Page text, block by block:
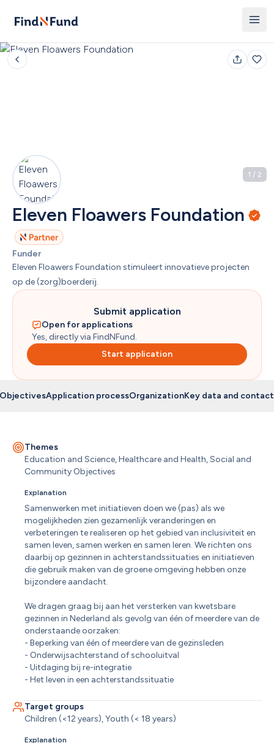
1 / 2
Eleven Floawers Foundation
Funder
Eleven Floawers Foundation stimuleert innovatieve projecten
op de (zorg)boerderij.
Submit application
Open for applications
Yes, directly via FindNFund.
Start application
ObjectivesApplication processOrganizationKey data and contact
Themes
Education and Science, Healthcare and Health, Social and
Community Objectives
Explanation
Samenwerken met initiatieven doen we (pas) als we
mogelijkheden zien gezamenlijk veranderingen en
verbeteringen te realiseren op het gebied van inclusiviteit en
samen leven, samen werken en samen leren. We richten ons
daarbij op gezinnen in achterstandssituaties en initiatieven
die gebruik maken van de groene omgeving hebben onze
bijzondere aandacht.
We dragen graag bij aan het versterken van kwetsbare
gezinnen in Nederland als gevolg van één of meerdere van de
onderstaande oorzaken:
- Beperking van één of meerdere van de gezinsleden
- Onderwijsachterstand of schooluitval
- Uitdaging bij re-integratie
- Het leven in een achterstandssituatie
Target groups
Children (<12 years), Youth (< 18 years)
Explanation